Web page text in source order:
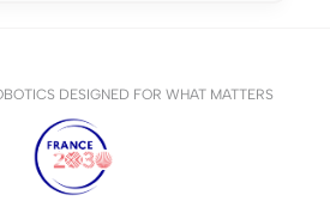
DESIGNED FOR WHAT MATTERS